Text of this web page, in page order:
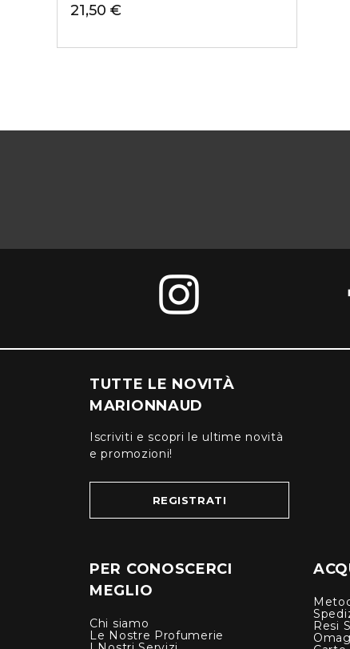
21,50 €
TUTTE LE NOVITÀ
MARIONNAUD
Iscriviti e scopri le ultime novità
e promozioni!
REGISTRATI
PER CONOSCERCI
MEGLIO
Chi siamo
Le Nostre Profumerie
Resi